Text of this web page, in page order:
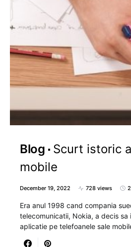
Blog
Scurt istoric
mobile
December 19, 2022 728 views
Era anul 1998 cand compania
telecomunicatii, Nokia, a decis sa
aplicatie pe telefoanele sale